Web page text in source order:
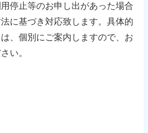
停止等のお申し出があった場合
に基づき対応致します。具体的
、個別にご案内しますので、お
い。